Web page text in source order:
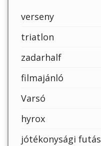
verseny
triatlon
zadarhalf
filmajánló
Varsó
hyrox
jótékonysági futás